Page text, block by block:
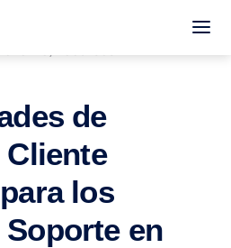
de
los
en